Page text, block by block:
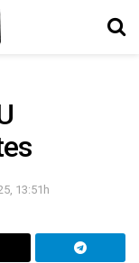
13:51h